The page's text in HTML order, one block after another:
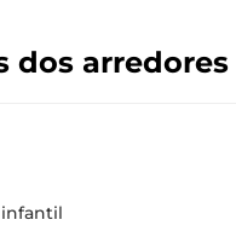
dos arredores